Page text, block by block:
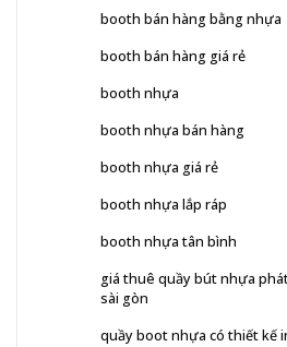
booth bán hàng bằng nhựa
booth bán hàng giá rẻ
booth nhựa
booth nhựa bán hàng
booth nhựa giá rẻ
booth nhựa lắp ráp
booth nhựa tân bình
giá thuê quầy bút nhựa
sài gòn
quầy boot nhựa có thiết kế